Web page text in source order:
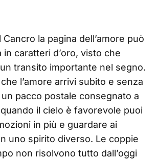
Cancro la pagina dell’amore può
caratteri d’oro, visto che
transito importante nel segno.
l’amore arrivi subito e senza
pacco postale consegnato a
il cielo è favorevole puoi
in più e guardare ai
uno spirito diverso. Le coppie
non risolvono tutto dall’oggi